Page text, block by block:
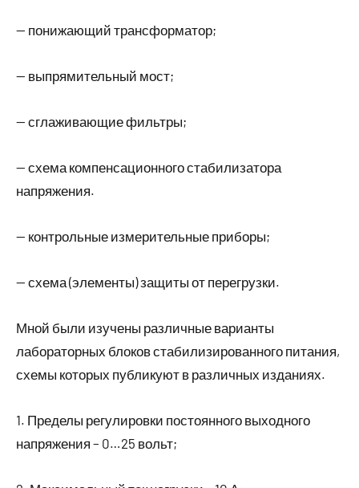
— понижающий трансформатор;
— выпрямительный мост;
— сглаживающие фильтры;
— схема компенсационного стабилизатора
напряжения.
— контрольные измерительные приборы;
— схема (элементы) защиты от перегрузки.
Мной были изучены различные варианты
лабораторных блоков стабилизированного питания,
схемы которых публикуют в различных изданиях.
1. Пределы регулировки постоянного выходного
напряжения – 0…25 вольт;